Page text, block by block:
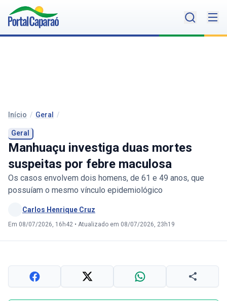
Início / Geral /
Geral
Manhuaçu investiga duas mortes
suspeitas por febre maculosa
Os casos envolvem dois homens, de 61 e 49 anos, que
possuíam o mesmo vínculo epidemiológico
Carlos Henrique Cruz
Em 08/07/2026, 16h42 • Atualizado em 08/07/2026, 23h19